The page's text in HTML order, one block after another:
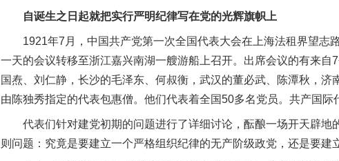
自诞生之日起就把实行严明纪律写在党的光辉旗帜上
1921年7月，中国共产党第一次全国代表大会在上海法租界望志
一天的会议转移至浙江嘉兴南湖一艘游船上召开。出席会议的有来
国焘、刘仁静，长沙的毛泽东、何叔衡，武汉的董必武、陈潭秋，
由陈独秀指定的代表包惠僧。他们代表着全国50多名党员。共产国际
代表们针对建党初期的问题进行了详细讨论，酝酿一场开天辟地
则问题：究竟是要建立一个严格组织纪律的无产阶级政党，还是要建